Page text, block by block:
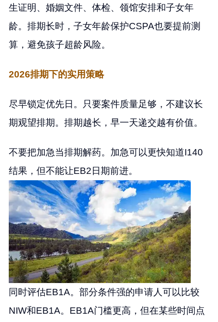
生证明、婚姻文件、体检、领馆安排和子女年
龄。排期长时，子女年龄保护CSPA也要提前测
算，避免孩子超龄风险。
2026排期下的实用策略
尽早锁定优先日。只要案件质量足够，不建议长
期观望排期。排期越长，早一天递交越有价值。
不要把加急当排期解药。加急可以更快知道I140
结果，但不能让EB2日期前进。
同时评估EB1A。部分条件强的申请人可以比较
NIW和EB1A。EB1A门槛更高，但在某些时间点